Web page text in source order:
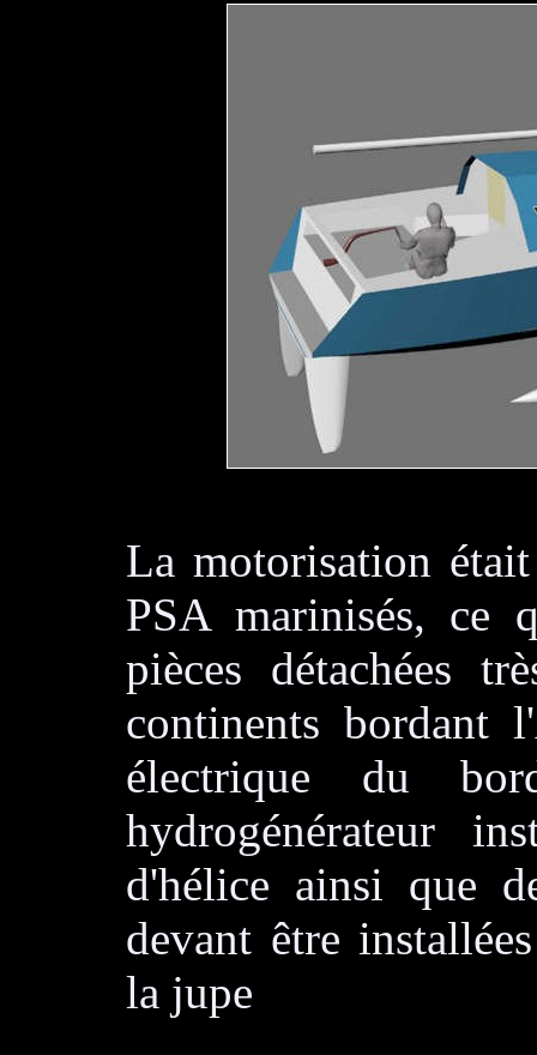
La motorisation
PSA marinisés, ce
pièces détachées
continents bordant
électrique du
hydrogénérateur
d'hélice ainsi que
devant être
la jupe